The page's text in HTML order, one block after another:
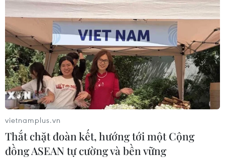
Tây Ninh: Xét xử hai vụ án về hành vi giết
người, gây xôn xao dư luận
22/04/2026 11:37
Tòa án nhân dân tỉnh Tây Ninh mở các phiên tòa xét xử
sơ thẩm các vụ án giết người gây xôn xao dư luận, liên
quan đến mâu thuẫn tình cảm, mê tín dị đoan và tuyên
các mức án nghiêm khắc với các bị cáo.
vietnamplus.vn
Thắt chặt đoàn kết, hướng tới một Cộng
đồng ASEAN tự cường và bền vững